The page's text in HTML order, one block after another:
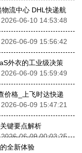
流中心 DHL快递航
2026-06-10 14:53:48
2026-06-09 15:56:42
外衣的工业级决策
2026-06-09 15:59:49
价格_上飞时达快递
2026-06-09 15:47:21
键要点解析
2026-06-09 00:03:25
全新体验